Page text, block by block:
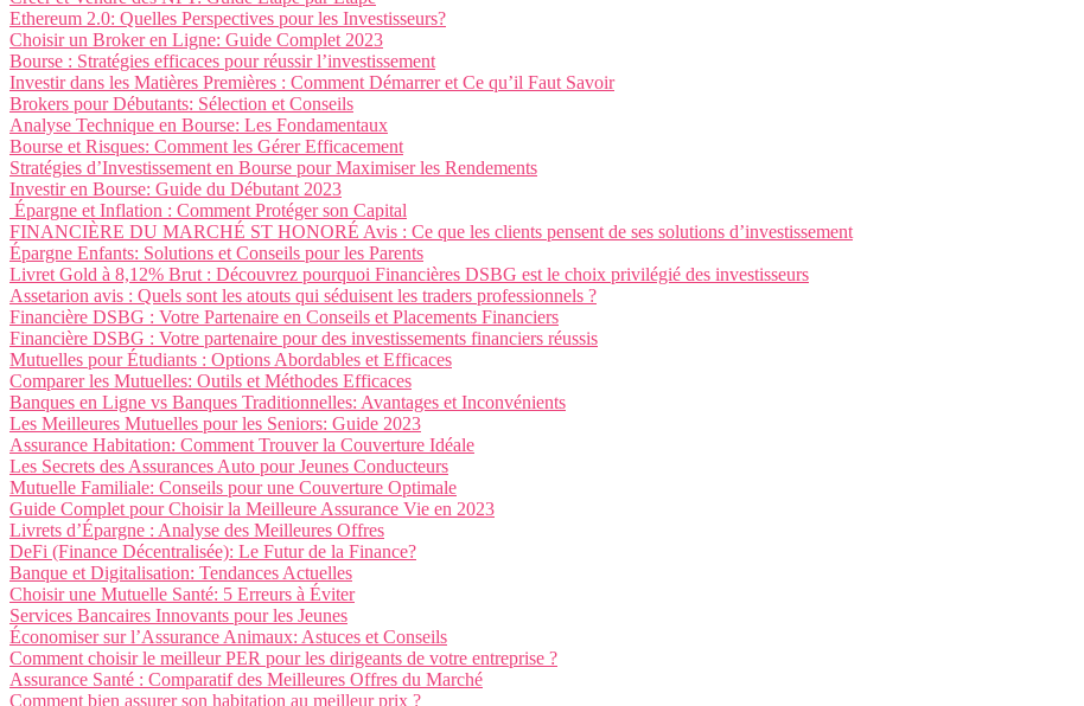
Ethereum 2.0: Quelles Perspectives pour les Investisseurs?
Choisir un Broker en Ligne: Guide Complet 2023
Bourse : Stratégies efficaces pour réussir l’investissement
Investir dans les Matières Premières : Comment Démarrer et Ce qu’il Faut Savoir
Brokers pour Débutants: Sélection et Conseils
Analyse Technique en Bourse: Les Fondamentaux
Bourse et Risques: Comment les Gérer Efficacement
Stratégies d’Investissement en Bourse pour Maximiser les Rendements
Investir en Bourse: Guide du Débutant 2023
Épargne et Inflation : Comment Protéger son Capital
FINANCIÈRE DU MARCHÉ ST HONORÉ Avis : Ce que les clients pensent de ses solutions d’investissement
Épargne Enfants: Solutions et Conseils pour les Parents
Livret Gold à 8,12% Brut : Découvrez pourquoi Financières DSBG est le choix privilégié des investisseurs
Assetarion avis : Quels sont les atouts qui séduisent les traders professionnels ?
Financière DSBG : Votre Partenaire en Conseils et Placements Financiers
Financière DSBG : Votre partenaire pour des investissements financiers réussis
Mutuelles pour Étudiants : Options Abordables et Efficaces
Comparer les Mutuelles: Outils et Méthodes Efficaces
Banques en Ligne vs Banques Traditionnelles: Avantages et Inconvénients
Les Meilleures Mutuelles pour les Seniors: Guide 2023
Assurance Habitation: Comment Trouver la Couverture Idéale
Les Secrets des Assurances Auto pour Jeunes Conducteurs
Mutuelle Familiale: Conseils pour une Couverture Optimale
Guide Complet pour Choisir la Meilleure Assurance Vie en 2023
Livrets d’Épargne : Analyse des Meilleures Offres
DeFi (Finance Décentralisée): Le Futur de la Finance?
Banque et Digitalisation: Tendances Actuelles
Choisir une Mutuelle Santé: 5 Erreurs à Éviter
Services Bancaires Innovants pour les Jeunes
Économiser sur l’Assurance Animaux: Astuces et Conseils
Comment choisir le meilleur PER pour les dirigeants de votre entreprise ?
Assurance Santé : Comparatif des Meilleures Offres du Marché
Comment bien assurer son habitation au meilleur prix ?